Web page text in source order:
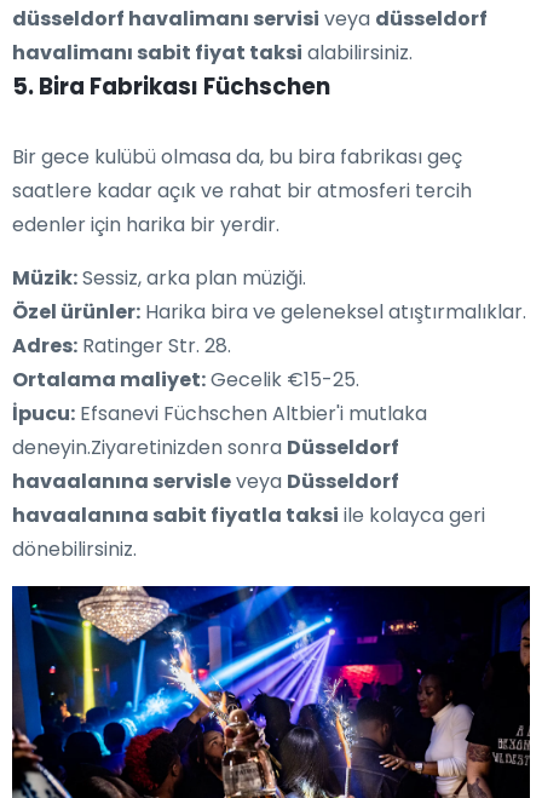
düsseldorf havalimanı servisi veya düsseldorf
havalimanı sabit fiyat taksi alabilirsiniz.
5. Bira Fabrikası Füchschen
Bir gece kulübü olmasa da, bu bira fabrikası geç
saatlere kadar açık ve rahat bir atmosferi tercih
edenler için harika bir yerdir.
Müzik:Sessiz, arka plan müziği.
Özel ürünler: Harika bira ve geleneksel atıştırmalıklar.
Adres: Ratinger Str. 28.
Ortalama maliyet:Gecelik €15-25.
İpucu: Efsanevi Füchschen Altbier'i mutlaka
deneyin.Ziyaretinizden sonra Düsseldorf
havaalanına servisleveya Düsseldorf
havaalanına sabit fiyatla taksi ile kolayca geri
dönebilirsiniz.